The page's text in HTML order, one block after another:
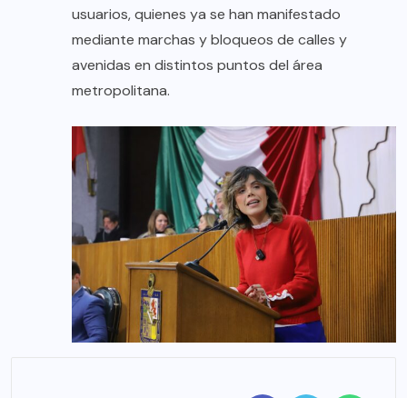
usuarios, quienes ya se han manifestado
mediante marchas y bloqueos de calles y
avenidas en distintos puntos del área
metropolitana.